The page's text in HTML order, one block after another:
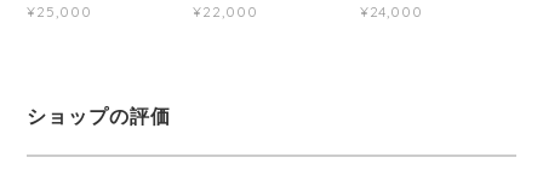
¥25,000
¥22,000
¥24,000
ショップの評価